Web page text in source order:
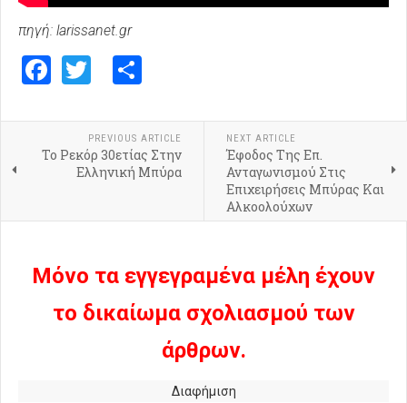
πηγή: larissanet.gr
Facebook
Twitter
PREVIOUS ARTICLE
Το Ρεκόρ 30ετίας Στην
Ελληνική Μπύρα
NEXT ARTICLE
Έφοδος Της Επ.
Ανταγωνισμού Στις
Επιχειρήσεις Μπύρας Και
Αλκοολούχων
Μόνο τα εγγεγραμένα μέλη έχουν
το δικαίωμα σχολιασμού των
άρθρων.
Διαφήμιση